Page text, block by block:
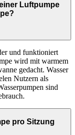
Luftpumpe
und funktioniert
wird mit warmem
gedacht. Wasser
Nutzern als
sind
pro Sitzung